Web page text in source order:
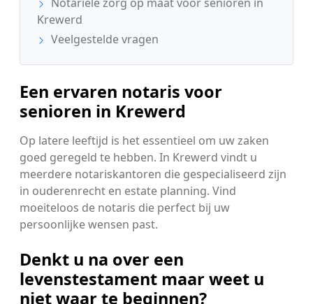
Krewerd
Veelgestelde vragen
Een ervaren notaris voor
senioren in Krewerd
Op latere leeftijd is het essentieel om uw zaken
goed geregeld te hebben. In Krewerd vindt u
meerdere notariskantoren die gespecialiseerd zijn
in ouderenrecht en estate planning. Vind
moeiteloos de notaris die perfect bij uw
persoonlijke wensen past.
Denkt u na over een
levenstestament maar weet u
niet waar te beginnen?